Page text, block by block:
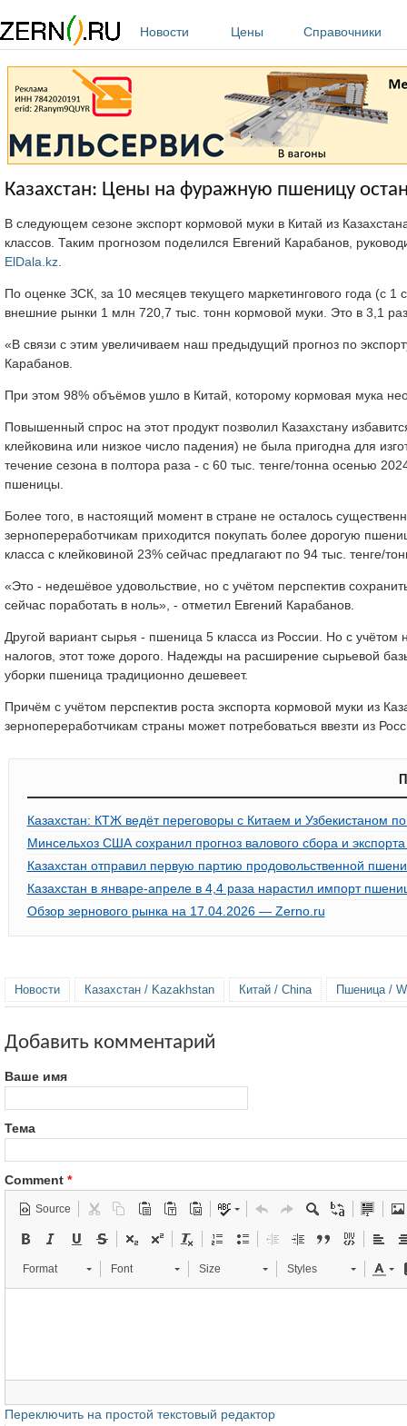
Новости
Цены Справочники
Казахстан: Цены на фуражную пшеницу
В следующем сезоне экспорт кормовой муки в Китай из
классов. Таким прогнозом поделился Евгений Карабанов,
ElDala.kz
По оценке ЗСК, за 10 месяцев текущего маркетингового года (с
внешние рынки 1 млн 720,7 тыс. тонн кормовой муки. Это в 3,1
«В связи с этим увеличиваем наш предыдущий прогноз по
Карабанов.
При этом 98% объёмов ушло в Китай, которому кормовая мука
Повышенный спрос на этот продукт позволил Казахстану
клейковина или низкое число падения) не была пригодна для
течение сезона в полтора раза - с 60 тыс. тенге/тонна осенью
пшеницы.
Более того, в настоящий момент в стране не осталось
зернопереработчикам приходится покупать более дорогую
класса с клейковиной 23% сейчас предлагают по 94 тыс. тенге/
«Это - недешёвое удовольствие, но с учётом перспектив
сейчас поработать в ноль», - отметил Евгений Карабанов.
Другой вариант сырья - пшеница 5 класса из России. Но с учётом
налогов, этот тоже дорого. Надежды на расширение сырьевой
уборки пшеница традиционно дешевеет.
Причём с учётом перспектив роста экспорта кормовой муки из
зернопереработчикам страны может потребоваться ввезти из
Казахстан: КТЖ ведёт переговоры с Китаем и Узбекистаном
Минсельхоз США сохранил прогноз валового сбора и
Казахстан отправил первую партию продовольственной
Казахстан в январе-апреле в 4,4 раза нарастил импорт
Обзор зернового рынка на 17.04.2026 — Zerno.ru
Новости Казахстан / Kazakhstan Китай / China Пшеница /
Добавить комментарий
Ваше имя
Тема
Comment *
Source
Format Font Size Styles
Переключить на простой текстовый редактор